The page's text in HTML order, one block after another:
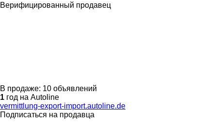
Верифицированный продавец
В продаже: 10 объявлений
1 год на Autoline
vermittlung-export-import.autoline.de
Подписаться на продавца